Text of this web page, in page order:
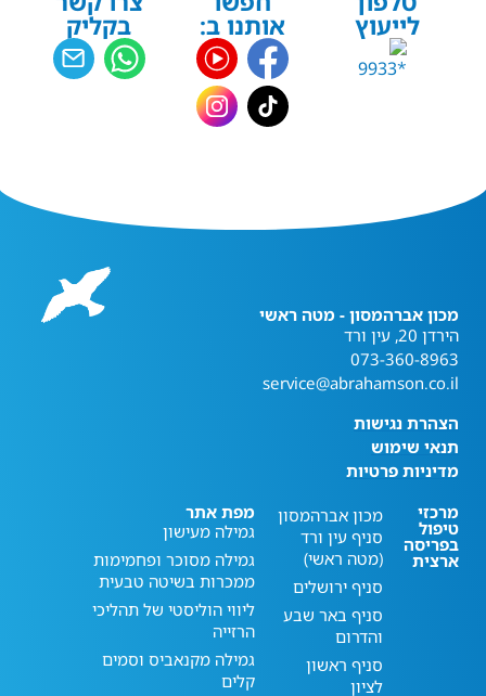
לייעוץ אותנו ב: בקליק
מכון אברהמסון - מטה ראשי
הירדן 20, עין ורד
073-360-8963
service@abrahamson.co.il
הצהרת נגישות
תנאי שימוש
מדיניות פרטיות
מרכזי
טיפול
בפריסה
ארצית
מכון אברהמסון
סניף עין ורד
(מטה ראשי)
סניף ירושלים
סניף באר שבע
והדרום
סניף ראשון
לציון
מפת אתר
גמילה מעישון
גמילה מסוכר ופחמימות
ממכרות בשיטה טבעית
ליווי הוליסטי של תהליכי
הרזייה
גמילה מקנאביס וסמים
קלים